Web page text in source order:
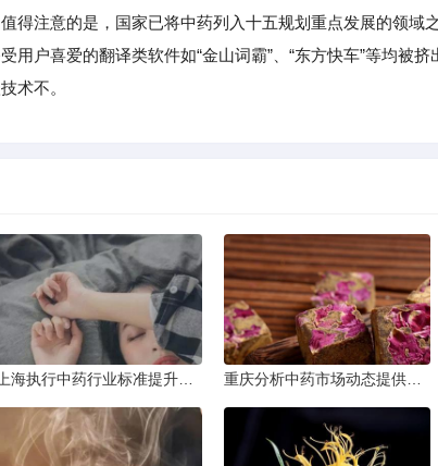
注意的是，国家已将中药列入十五规划重点发展的领域之
用户喜爱的翻译类软件如“金山词霸”、“东方快车”等均被
术不。